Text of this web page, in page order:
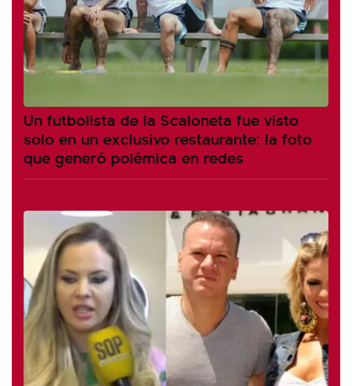
Un futbolista de la Scaloneta fue visto
solo en un exclusivo restaurante: la foto
que generó polémica en redes